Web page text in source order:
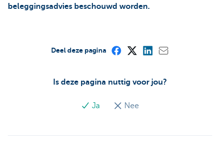
beleggingsadvies beschouwd worden.
Is deze pagina nuttig voor jou?
Ja Nee
Deel deze pagina